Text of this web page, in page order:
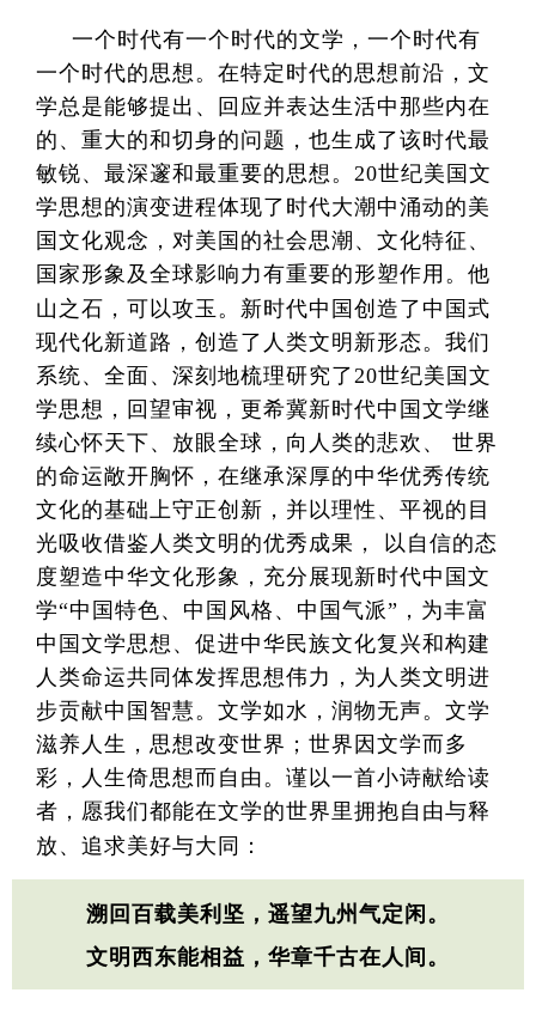
一个时代有一个时代的文学，一个时代有
一个时代的思想。在特定时代的思想前沿，文
学总是能够提出、回应并表达生活中那些内在
的、重大的和切身的问题，也生成了该时代最
敏锐、最深邃和最重要的思想。20世纪美国文
学思想的演变进程体现了时代大潮中涌动的美
国文化观念，对美国的社会思潮、文化特征、
国家形象及全球影响力有重要的形塑作用。他
山之石，可以攻玉。新时代中国创造了中国式
现代化新道路，创造了人类文明新形态。我们
系统、全面、深刻地梳理研究了20世纪美国文
学思想，回望审视，更希冀新时代中国文学继
续心怀天下、放眼全球，向人类的悲欢、 世界
的命运敞开胸怀，在继承深厚的中华优秀传统
文化的基础上守正创新，并以理性、平视的目
光吸收借鉴人类文明的优秀成果， 以自信的态
度塑造中华文化形象，充分展现新时代中国文
学“中国特色、中国风格、中国气派”，为丰富
中国文学思想、促进中华民族文化复兴和构建
人类命运共同体发挥思想伟力，为人类文明进
步贡献中国智慧。文学如水，润物无声。文学
滋养人生，思想改变世界；世界因文学而多
彩，人生倚思想而自由。谨以一首小诗献给读
者，愿我们都能在文学的世界里拥抱自由与释
放、追求美好与大同：
溯回百载美利坚，遥望九州气定闲。
文明西东能相益，华章千古在人间。